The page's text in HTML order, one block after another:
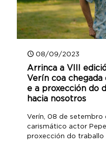
08/09/2023
Arrinca a VIII
Verín coa chegada
e a proxección do
hacia nosotros
Verín, 08 de setembro
carismático actor
proxección do traballo